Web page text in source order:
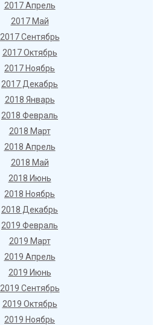
2017 Апрель
2017 Май
2017 Сентябрь
2017 Октябрь
2017 Ноябрь
2017 Декабрь
2018 Январь
2018 Февраль
2018 Март
2018 Апрель
2018 Май
2018 Июнь
2018 Ноябрь
2018 Декабрь
2019 Февраль
2019 Март
2019 Апрель
2019 Июнь
2019 Сентябрь
2019 Октябрь
2019 Ноябрь